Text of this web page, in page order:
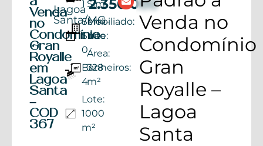
Venda
no
Condomínio
Gran
Royalle
em
Lagoa
Santa
–
COD
367
Lagoa
Santa/MG
1
Semi-
Suíte:
0
Banheiros:
4
Lote:
1000
m²
Sim
Mobiliado:
Não
Área:
328
m²
2.350.000
Venda no
Condomínio
Gran
Royalle –
Lagoa
Santa